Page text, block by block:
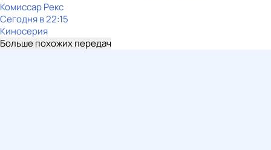
Комиссар Рекс
Сегодня в 22:15
Киносерия
Больше похожих передач